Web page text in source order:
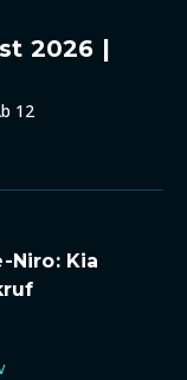
2026 |
12
Niro: Kia